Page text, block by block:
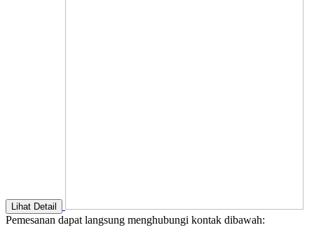
Lihat Detail
Pemesanan dapat langsung menghubungi kontak dibawah: